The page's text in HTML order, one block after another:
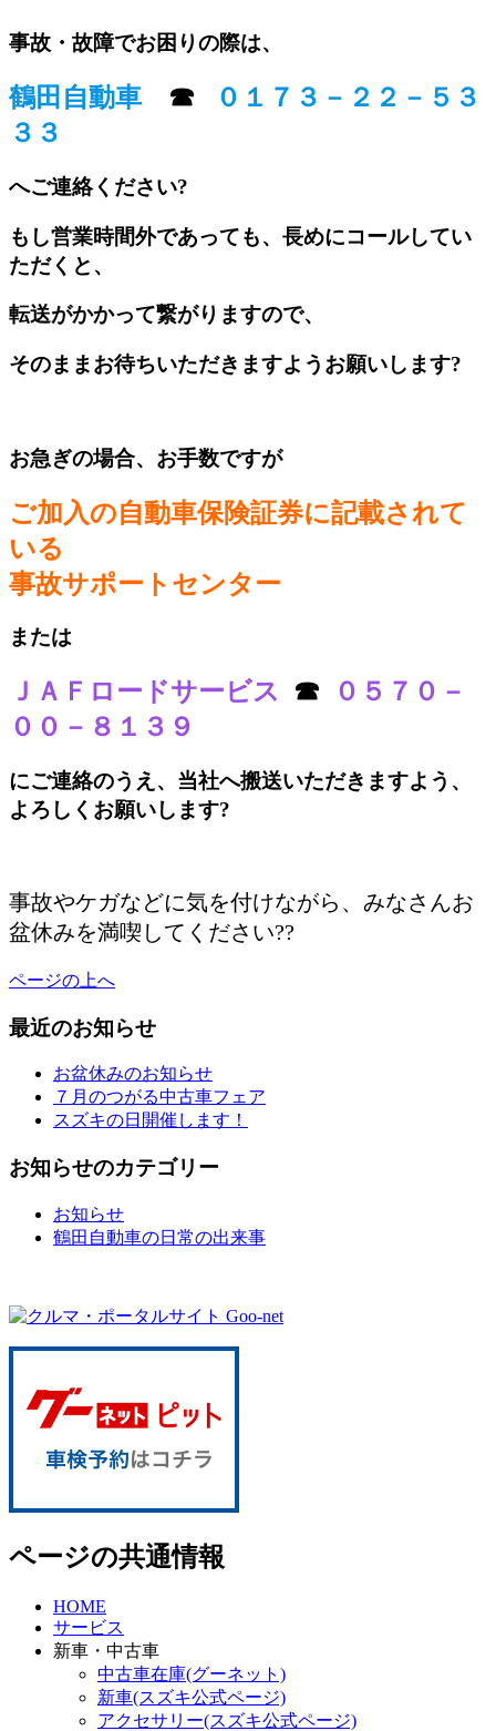
事故・故障でお困りの際は、
鶴田自動車 ☎
０１７３－２２－５３
３３
へご連絡ください?
もし営業時間外であっても、長めにコールしてい
ただくと、
転送がかかって繋がりますので、
そのままお待ちいただきますようお願いします?
お急ぎの場合、お手数ですが
ご加入の自動車保険証券に記載されて
いる
事故サポートセンター
または
ＪＡＦロードサービス ☎
０５７０－
００－８１３９
にご連絡のうえ、当社へ搬送いただきますよう、
よろしくお願いします?
事故やケガなどに気を付けながら、みなさんお
盆休みを満喫してください??
ページの上へ
最近のお知らせ
お盆休みのお知らせ
７月のつがる中古車フェア
スズキの日開催します！
お知らせのカテゴリー
お知らせ
鶴田自動車の日常の出来事
ページの共通情報
HOME
サービス
新車・中古車
中古車在庫(グーネット)
新車(スズキ公式ページ)
アクセサリー(スズキ公式ページ)